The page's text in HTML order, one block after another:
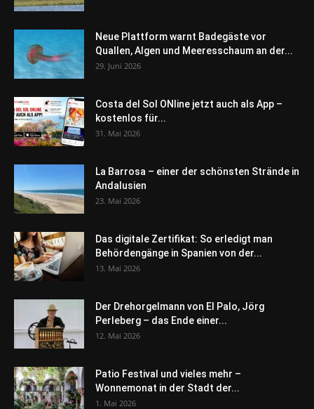
Neue Plattform warnt Badegäste vor
Quallen, Algen und Meeresschaum an der...
29. Juni 2026
Costa del Sol ONline jetzt auch als App –
kostenlos für...
31. Mai 2026
La Barrosa – einer der schönsten Strände in
Andalusien
23. Mai 2026
Das digitale Zertifikat: So erledigt man
Behördengänge in Spanien von der...
13. Mai 2026
Der Drehorgelmann von El Palo, Jörg
Perleberg – das Ende einer...
12. Mai 2026
Patio Festival und vieles mehr –
Wonnemonat in der Stadt der...
1. Mai 2026